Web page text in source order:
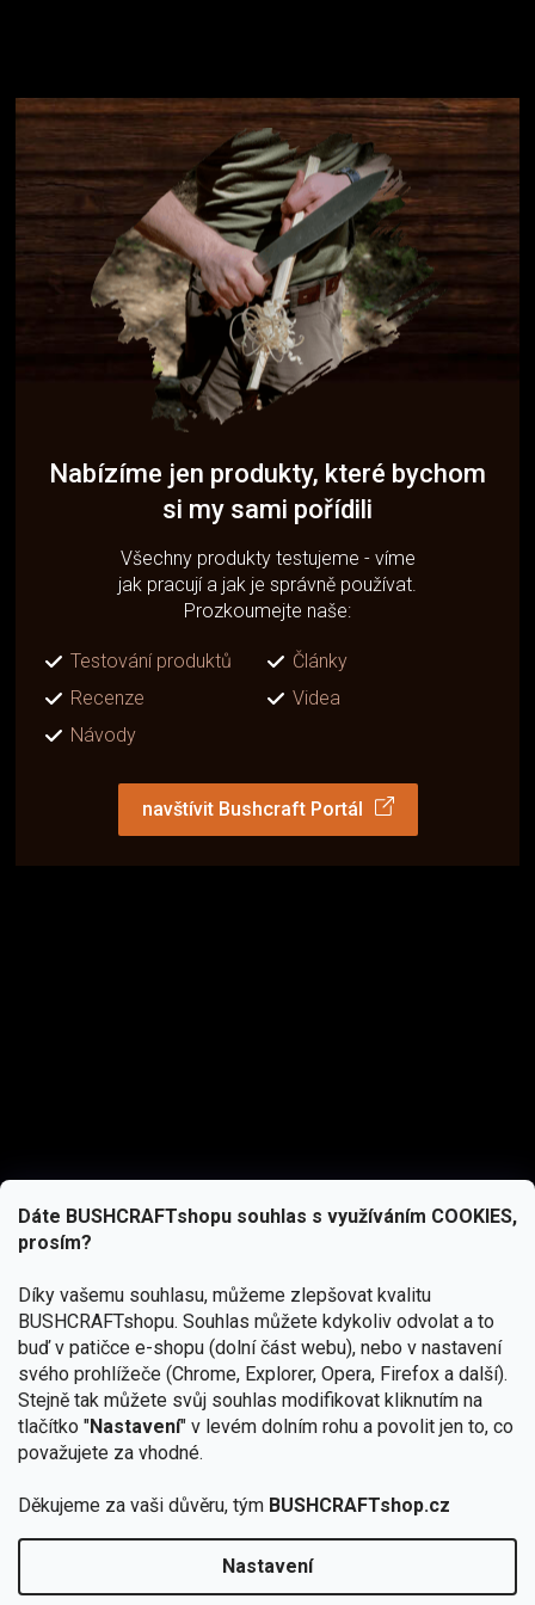
Dáte BUSHCRAFTshopu souhlas s využíváním COOKIES,
prosím?
Díky vašemu souhlasu, můžeme zlepšovat kvalitu
BUSHCRAFTshopu. Souhlas můžete kdykoliv odvolat a to
buď v patičce e-shopu (dolní část webu), nebo v nastavení
svého prohlížeče (Chrome, Explorer, Opera, Firefox a další).
Stejně tak můžete svůj souhlas modifikovat kliknutím na
tlačítko "Nastavení" v levém dolním rohu a povolit jen to, co
považujete za vhodné.
Děkujeme za vaši důvěru, tým BUSHCRAFTshop.cz
Nastavení
Nabízíme jen produkty, které bychom
si my sami pořídili
Všechny produkty testujeme - víme
jak pracují a jak je správně používat.
Prozkoumejte naše:
Testování produktů
Články
Recenze
Videa
Návody
navštívit Bushcraft Portál
podmínkami ochrany osobních údajů
Copyright 2026BUSHCRAFTshop.cz. Všechna práva